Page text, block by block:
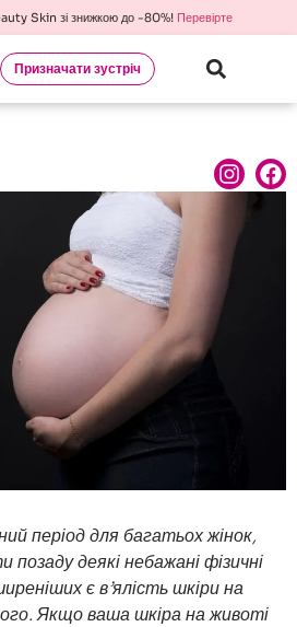
Skin зі знижкою до -80%! Перевірте
Призначати зустріч
період для багатьох жінок,
деякі небажані фізичні
є в’ялість шкіри на
Якщо ваша шкіра на животі